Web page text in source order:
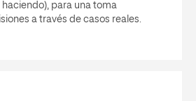
para una toma
a través de casos reales.